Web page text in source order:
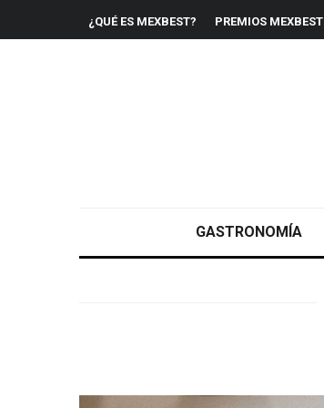
¿QUÉ ES MEXBEST? PREMIOS MEXBEST
GASTRONOMÍA